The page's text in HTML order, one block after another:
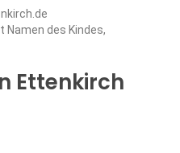
Namen des Kindes,
Ettenkirch